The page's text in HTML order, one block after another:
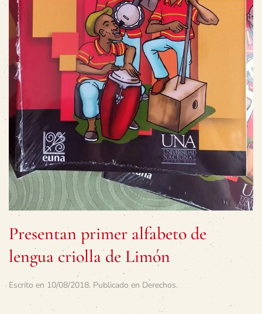
Presentan primer alfabeto de
lengua criolla de Limón
Escrito en 10/08/2018. Publicado en Derechos.